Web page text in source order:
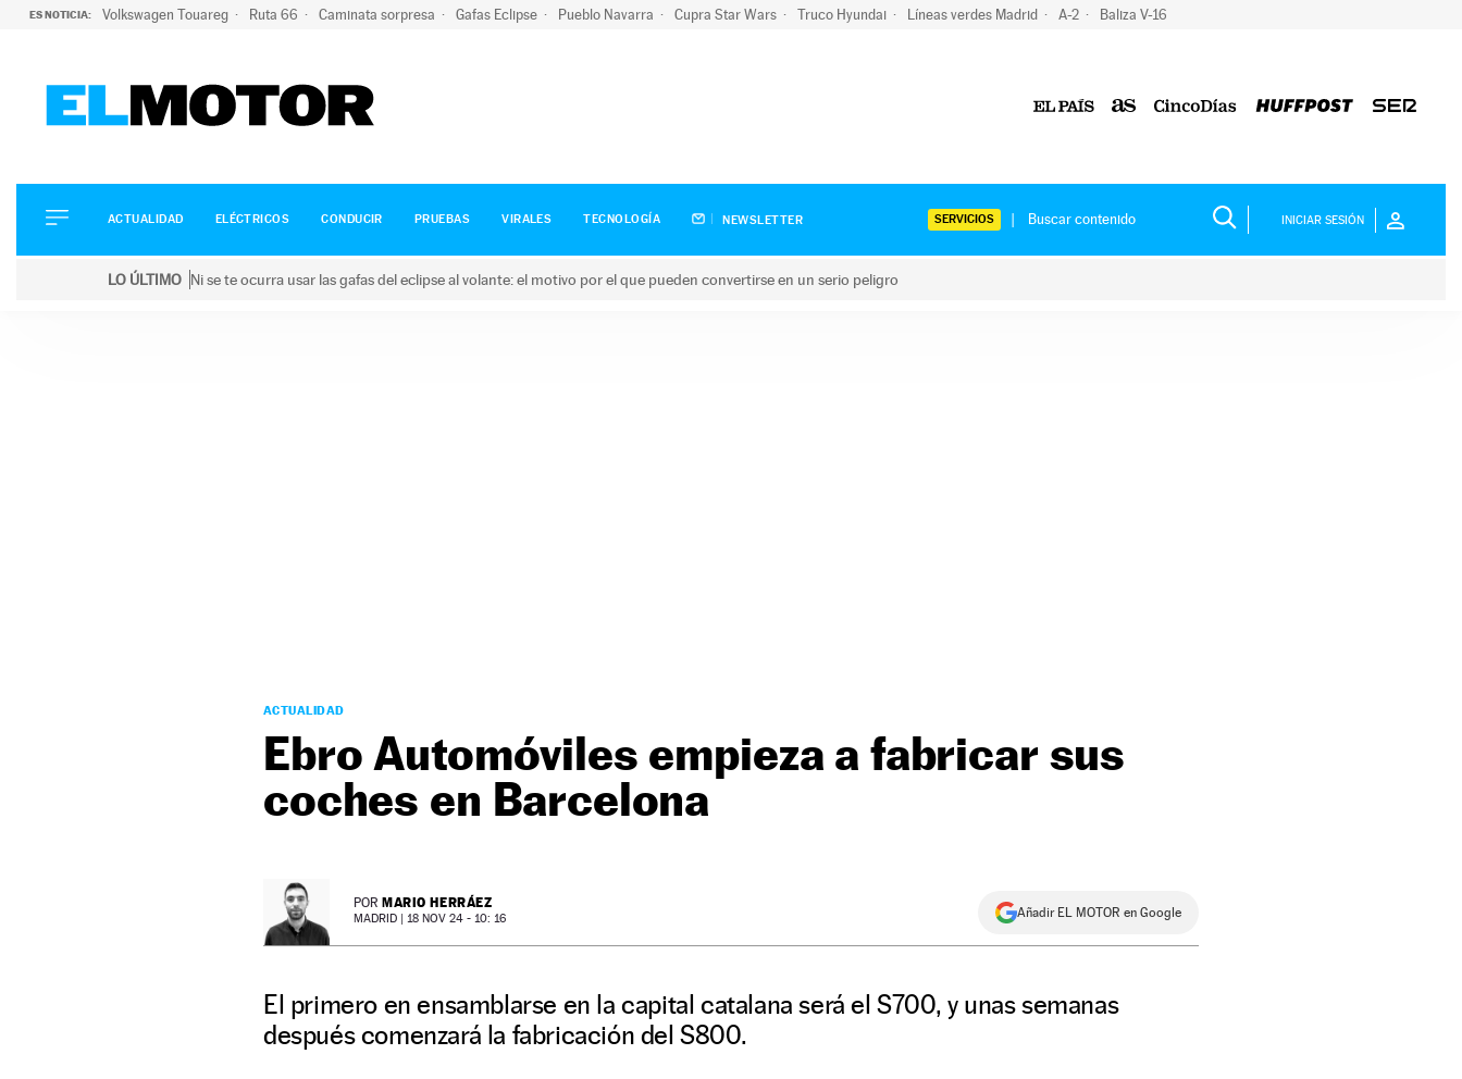
ES NOTICIA: Volkswagen Touareg Ruta 66 Caminata sorpresa Gafas Eclipse Pueblo Navarra Cupra Star Wars Truco Hyundai Líneas verdes Madrid A-2 Baliza V-16
ELÉCTRICOS
CONDUCIR
ACTUALIDAD ELÉCTRICOS CONDUCIR PRUEBAS VIRALES TECNOLOGÍA NEWSLETTER SERVICIOS INICIAR SESIÓN
LO ÚLTIMO Ni se te ocurra usar las gafas del eclipse al volante: el motivo por el que pueden convertirse en un serio peligro
ACTUALIDAD
Ebro Automóviles empieza a fabricar sus
coches en Barcelona
POR MARIO HERRÁEZ
MADRID | 18 NOV 24 - 10: 16 Añadir EL MOTOR en Google
El primero en ensamblarse en la capital catalana será el S700, y unas semanas
después comenzará la fabricación del S800.